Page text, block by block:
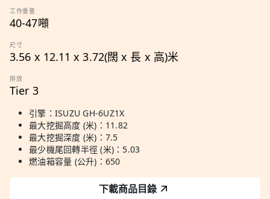
工作重量
40-47噸
尺寸
3.56 x 12.11 x 3.72(闊 x 長 x 高)米
排放
Tier 3
引擎：ISUZU GH-6UZ1X
最大挖掘高度 (米)：11.82
最大挖掘深度 (米)：7.5
最少機尾回轉半徑 (米)：5.03
燃油箱容量 (公升)：650
下載商品目錄